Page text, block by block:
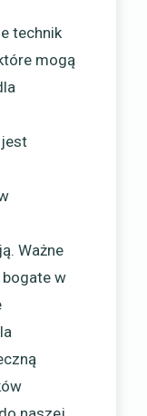
technik
mogą
Ważne
bogate w